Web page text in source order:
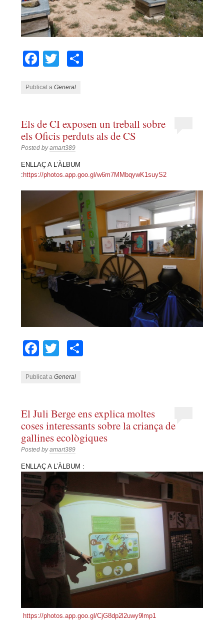
Facebook
Twitter
Publicat aGeneral
Els de CI exposen un treball sobre
els Oficis perduts als de CS
Posted byamart389
ENLLAÇ A L’ÀLBUM
:https://photos.app.goo.gl/w6m7MMbqywK1suyS2
Facebook
Twitter
Publicat aGeneral
El Juli Berge ens explica moltes
coses interessants sobre la criança de
gallines ecològiques
Posted byamart389
ENLLAÇ A L’ÀLBUM :
https://photos.app.goo.gl/CjG8dp2l2uwy9lmp1